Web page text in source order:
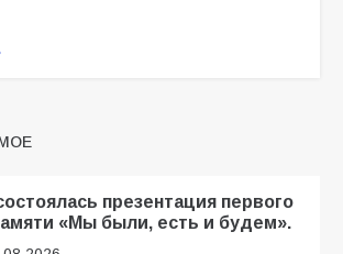
презентация первого
«Мы были, есть и будем».